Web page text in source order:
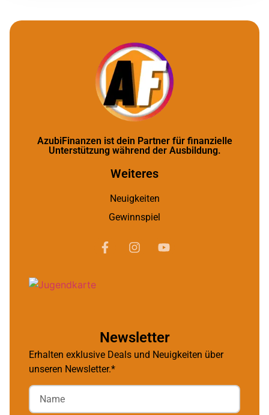
AzubiFinanzen ist dein Partner für finanzielle
Unterstützung während der Ausbildung.
Weiteres
Neuigkeiten
Gewinnspiel
Newsletter
Erhalten exklusive Deals und Neuigkeiten über
unseren Newsletter.*